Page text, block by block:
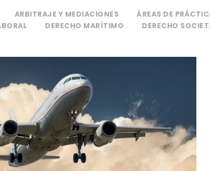
ARBITRAJE Y MEDIACIONES ÁREAS DE
DERECHO MARÍTIMO DERECHO
Aeronáutico